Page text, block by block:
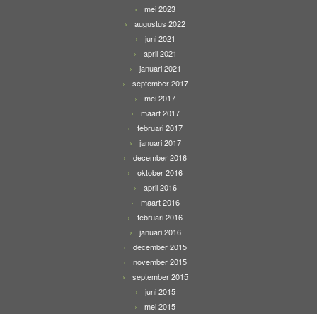
mei 2023
augustus 2022
juni 2021
april 2021
januari 2021
september 2017
mei 2017
maart 2017
februari 2017
januari 2017
december 2016
oktober 2016
april 2016
maart 2016
februari 2016
januari 2016
december 2015
november 2015
september 2015
juni 2015
mei 2015